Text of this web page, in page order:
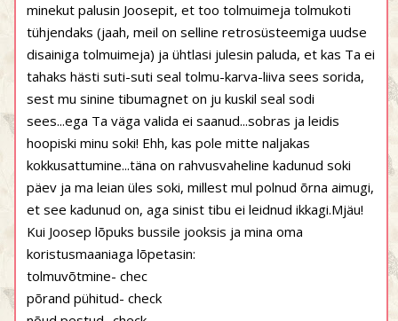
minekut palusin Joosepit, et too tolmuimeja tolmukoti
tühjendaks (jaah, meil on selline retrosüsteemiga uudse
disainiga tolmuimeja) ja ühtlasi julesin paluda, et kas Ta ei
tahaks hästi suti-suti seal tolmu-karva-liiva sees sorida,
sest mu sinine tibumagnet on ju kuskil seal sodi
sees...ega Ta väga valida ei saanud...sobras ja leidis
hoopiski minu soki! Ehh, kas pole mitte naljakas
kokkusattumine...täna on rahvusvaheline kadunud soki
päev ja ma leian üles soki, millest mul polnud õrna aimugi,
et see kadunud on, aga sinist tibu ei leidnud ikkagi.Mjäu!
Kui Joosep lõpuks bussile jooksis ja mina oma
koristusmaaniaga lõpetasin:
tolmuvõtmine- chec
põrand pühitud- check